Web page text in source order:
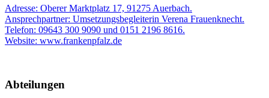
Adresse: Oberer Marktplatz 17, 91275 Auerbach.
Ansprechpartner: Umsetzungsbegleiterin Verena Frauenknecht.
Telefon: 09643 300 9090 und 0151 2196 8616.
Website: www.frankenpfalz.de
Abteilungen